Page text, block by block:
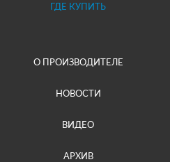
ГДЕ КУПИТЬ
О ПРОИЗВОДИТЕЛЕ
НОВОСТИ
ВИДЕО
АРХИВ